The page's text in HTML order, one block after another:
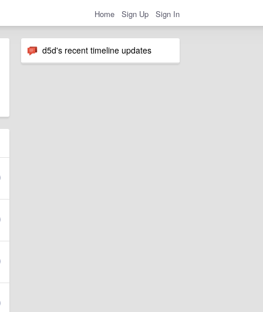
Home Sign Up Sign In
d5d's recent timeline updates